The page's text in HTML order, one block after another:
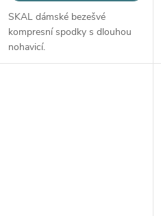
SKAL dámské bezešvé
kompresní spodky s dlouhou
nohavicí.